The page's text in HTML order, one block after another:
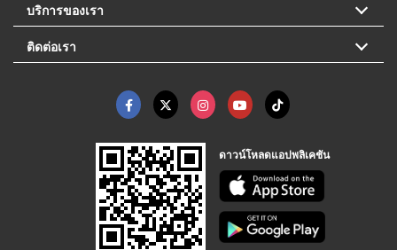
บริการของเรา
ติดต่อเรา
ดาวน์โหลดแอปพลิเคชัน